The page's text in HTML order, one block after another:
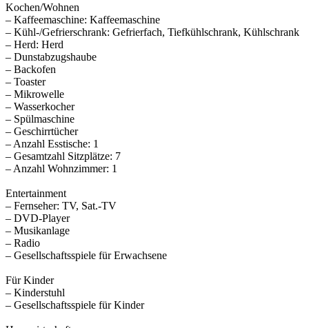
Kochen/Wohnen
– Kaffeemaschine: Kaffeemaschine
– Kühl-/Gefrierschrank: Gefrierfach, Tiefkühlschrank, Kühlschrank
– Herd: Herd
– Dunstabzugshaube
– Backofen
– Toaster
– Mikrowelle
– Wasserkocher
– Spülmaschine
– Geschirrtücher
– Anzahl Esstische: 1
– Gesamtzahl Sitzplätze: 7
– Anzahl Wohnzimmer: 1
Entertainment
– Fernseher: TV, Sat.-TV
– DVD-Player
– Musikanlage
– Radio
– Gesellschaftsspiele für Erwachsene
Für Kinder
– Kinderstuhl
– Gesellschaftsspiele für Kinder